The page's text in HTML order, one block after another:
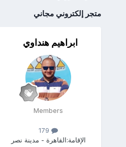
متجر إلكتروني مجاني
ابراهيم هنداوي
Members
179
الإقامة:القاهرة - مدينة نصر